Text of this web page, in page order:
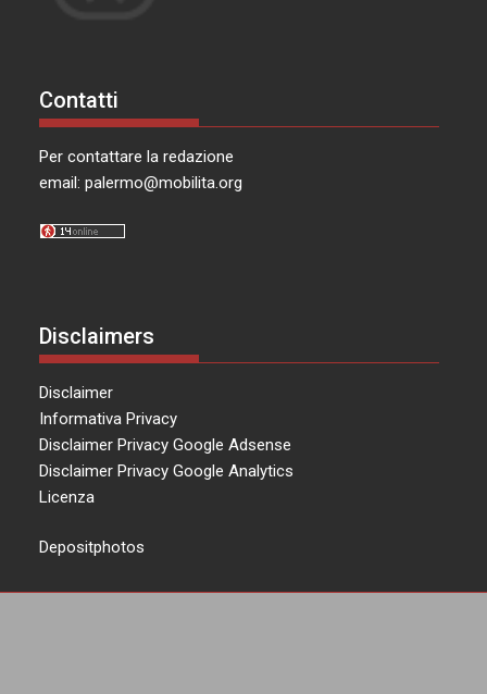
Contatti
Per contattare la redazione
email:palermo@mobilita.org
Disclaimers
Disclaimer
Informativa Privacy
Disclaimer Privacy Google Adsense
Disclaimer Privacy Google Analytics
Licenza
Depositphotos